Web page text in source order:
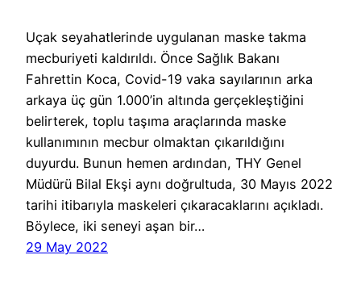
Uçak seyahatlerinde uygulanan maske takma
mecburiyeti kaldırıldı. Önce Sağlık Bakanı
Fahrettin Koca, Covid-19 vaka sayılarının arka
arkaya üç gün 1.000’in altında gerçekleştiğini
belirterek, toplu taşıma araçlarında maske
kullanımının mecbur olmaktan çıkarıldığını
duyurdu. Bunun hemen ardından, THY Genel
Müdürü Bilal Ekşi aynı doğrultuda, 30 Mayıs 2022
tarihi itibarıyla maskeleri çıkaracaklarını açıkladı.
Böylece, iki seneyi aşan bir…
29 May 2022